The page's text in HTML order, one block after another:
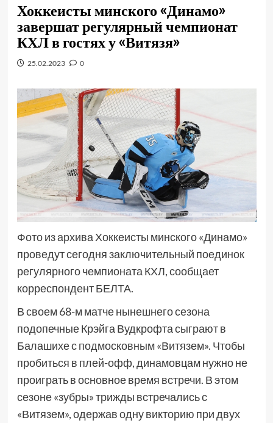
Хоккеисты минского «Динамо»
завершат регулярный чемпионат
КХЛ в гостях у «Витязя»
25.02.2023 0
Фото из архива Хоккеисты минского «Динамо»
проведут сегодня заключительный поединок
регулярного чемпионата КХЛ, сообщает
корреспондент БЕЛТА.
В своем 68-м матче нынешнего сезона
подопечные Крэйга Вудкрофта сыграют в
Балашихе с подмосковным «Витязем». Чтобы
пробиться в плей-офф, динамовцам нужно не
проиграть в основное время встречи. В этом
сезоне «зубры» трижды встречались с
«Витязем», одержав одну викторию при двух